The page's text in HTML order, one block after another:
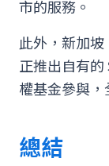
市的服務。
此外，新加
正推出自有的
權基金參與，
總結